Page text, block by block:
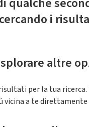
i
altre
per la tua ricerca.
vicina a te direttamente